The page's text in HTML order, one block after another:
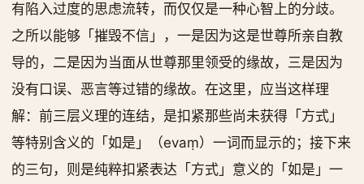
有陷入过度的思虑流转，而仅仅是一种心智上的分歧。
之所以能够「摧毁不信」，一是因为这是世尊所亲自教
导的，二是因为当面从世尊那里领受的缘故，三是因为
没有口误、恶言等过错的缘故。在这里，应当这样理
解：前三层义理的连结，是扣紧那些尚未获得「方式」
等特别含义的「如是」（evaṃ）一词而显示的；接下来
的三句，则是纯粹扣紧表达「方式」意义的「如是」一